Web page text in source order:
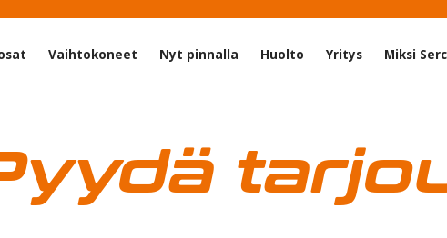
Vaihtokoneet Nyt pinnalla Huolto Yritys Miksi